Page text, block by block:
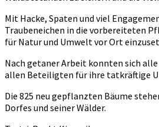
Mit Hacke, Spaten und viel
Traubeneichen in die vorbereiteten
für Natur und Umwelt vor Ort
Nach getaner Arbeit konnten sich
allen Beteiligten für ihre tatkräftige
Die 825 neu gepflanzten Bäume
Dorfes und seiner Wälder.